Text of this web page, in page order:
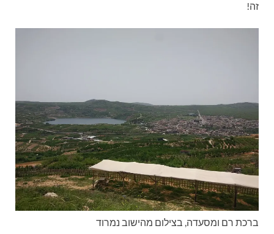
זה!
ברכת רם ומסעדה, בצילום מהישוב נמרוד